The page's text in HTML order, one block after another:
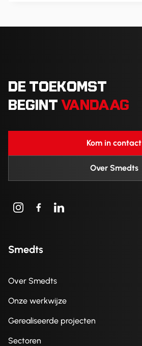
DE TOEKOMST
BEGINT VANDAAG
Kom in contact
Over Smedts
Smedts
Over Smedts
Onze werkwijze
Gerealiseerde projecten
Sectoren